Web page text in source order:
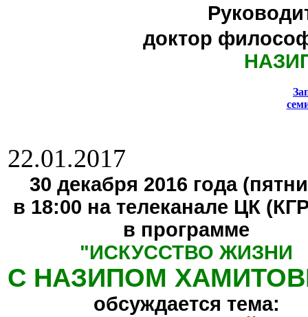
доктор
22.01.2017
30 декабря 2016 года
в 18:00 на телеканале ЦК
в программе
"ИСКУССТВО ЖИЗНИ
С НАЗИПОМ
обсуждается тема: